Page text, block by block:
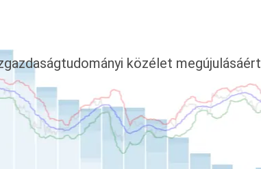
közélet megújulásáért